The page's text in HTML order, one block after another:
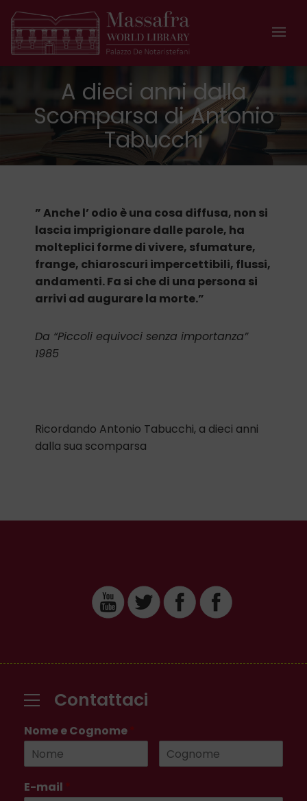
A dieci anni dalla
Scomparsa di Antonio
Tabucchi
” Anche l’ odio è una cosa diffusa, non si
lascia imprigionare dalle parole, ha
molteplici forme di vivere, sfumature,
frange, chiaroscuri impercettibili, flussi,
andamenti.Fa si che di una persona si
arrivi ad augurare la morte.”
Da “Piccoli equivoci senza importanza”
1985
Ricordando Antonio Tabucchi, a dieci anni
dalla sua scomparsa
Contattaci
Nome e Cognome *
E-mail *